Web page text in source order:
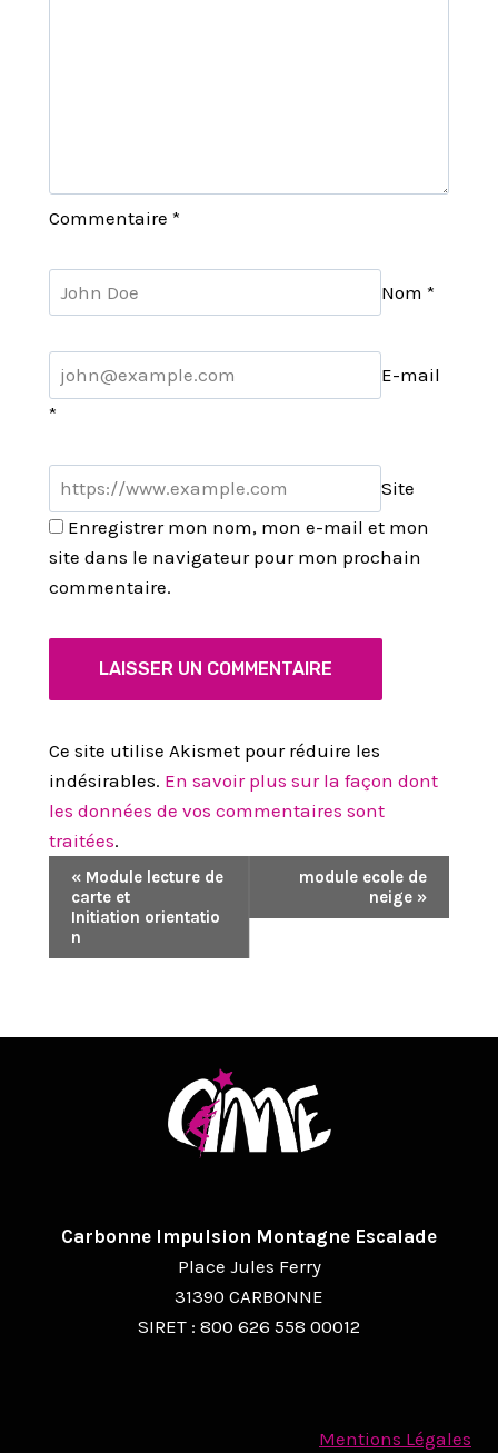
Commentaire *
Nom *
E-mail
*
Site
Enregistrer mon nom, mon e-mail et mon
site dans le navigateur pour mon prochain
commentaire.
Ce site utilise Akismet pour réduire les
indésirables. En savoir plus sur la façon dont
les données de vos commentaires sont
traitées.
V
G
N
« Module lecture de
carte et
Initiation orientatio
n
module ecole de
neige »
Carbonne Impulsion Montagne Escalade
Place Jules Ferry
31390 CARBONNE
SIRET : 800 626 558 00012
Mentions Légales